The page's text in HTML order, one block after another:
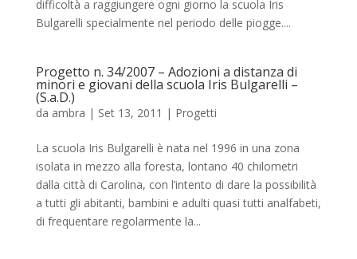
difficoltà a raggiungere ogni giorno la scuola Iris
Bulgarelli specialmente nel periodo delle piogge....
Progetto n. 34/2007 – Adozioni a distanza di
minori e giovani della scuola Iris Bulgarelli –
(S.a.D.)
da ambra | Set 13, 2011 | Progetti
La scuola Iris Bulgarelli è nata nel 1996 in una zona
isolata in mezzo alla foresta, lontano 40 chilometri
dalla città di Carolina, con l’intento di dare la possibilità
a tutti gli abitanti, bambini e adulti quasi tutti analfabeti,
di frequentare regolarmente la...